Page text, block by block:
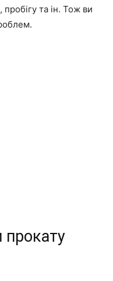
пробігу та ін. Тож ви
прокату